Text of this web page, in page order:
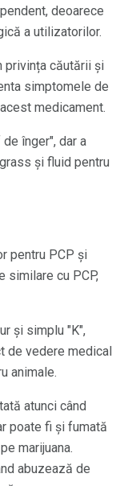
deoarece
a utilizatorilor.
privința căutării și
simptomele de
medicament.
înger", dar a
și fluid pentru
pentru PCP și
similare cu PCP,
și simplu "K",
de vedere medical
animale.
atunci când
poate fi și fumată
marijuana.
abuzează de